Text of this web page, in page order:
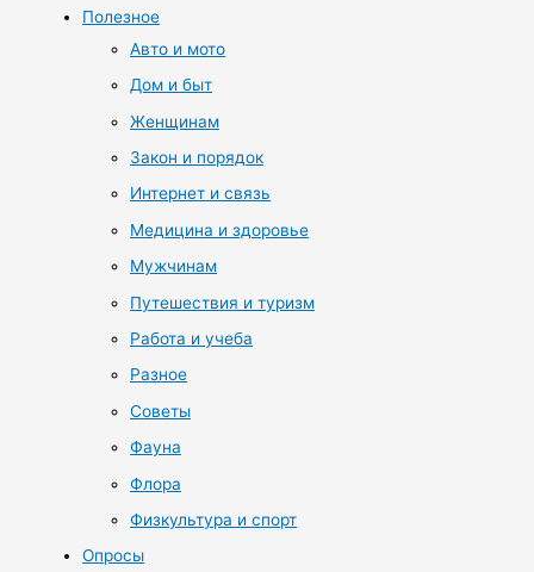
Полезное
Авто и мото
Дом и быт
Женщинам
Закон и порядок
Интернет и связь
Медицина и здоровье
Мужчинам
Путешествия и туризм
Работа и учеба
Разное
Советы
Фауна
Флора
Физкультура и спорт
Опросы